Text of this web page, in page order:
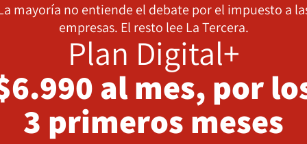
mayoría no entiende el debate por el impuesto a
empresas. El resto lee La Tercera.
Plan Digital+
al mes, por
3 primeros meses